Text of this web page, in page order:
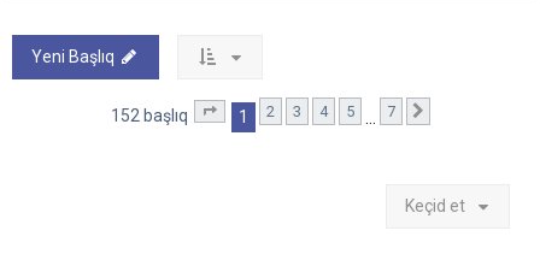
Yeni Başlıq
152 başlıq . səhifə (Cəmi7 səhifə)
1 2 3 4 5 7
Keçid et